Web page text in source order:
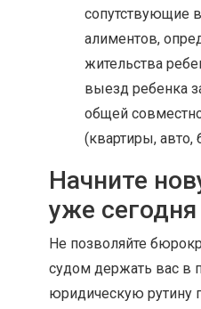
сопутствующие
алиментов,
жительства
выезд ребенка
общей
(квартиры, авто,
Начните
уже сегодня
Не позволяйте
судом держать вас в
юридическую рутину